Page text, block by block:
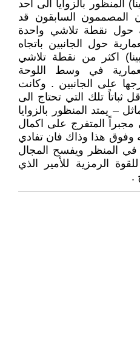
بيبينا) المنظور بالزوايا الى احد
المصممون السابقون قد
حول نقطة تلاشي واحدة
حول الجانبين باتجاه
اكثر من نقطة تلاشي
في وسط اللوحة
على الجانبين . وكانت
ثباتاً تلك التي تحتاج الى
– يمتد المنظور بالزوايا
مجبراً المتفرج على اكمال
وفوق هذا وذاك فان تفادي
في المنظر ويفسح المجال
الرمزية للأمير الذي
.